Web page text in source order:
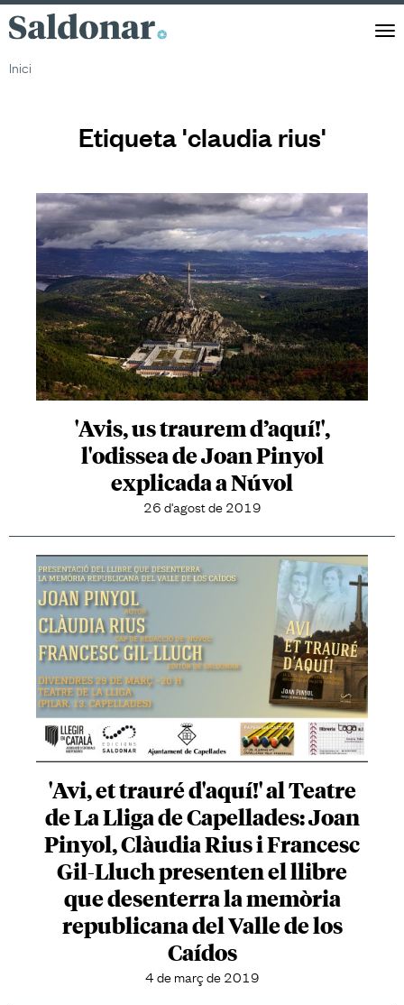
Saldonar
Inici
Etiqueta 'claudia rius'
'Avis, us traurem d’aquí!',
l'odissea de Joan Pinyol
explicada a Núvol
26 d'agost de 2019
'Avi, et trauré d'aquí!' al Teatre
de La Lliga de Capellades: Joan
Pinyol, Clàudia Rius i Francesc
Gil-Lluch presenten el llibre
que desenterra la memòria
republicana del Valle de los
Caídos
4 de març de 2019